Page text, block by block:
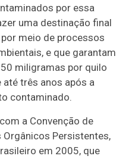
por essa
uma destinação final
meio de processos
e que garantam
miligramas por quilo
até três anos após a
contaminado.
a Convenção de
Persistentes,
em 2005, que